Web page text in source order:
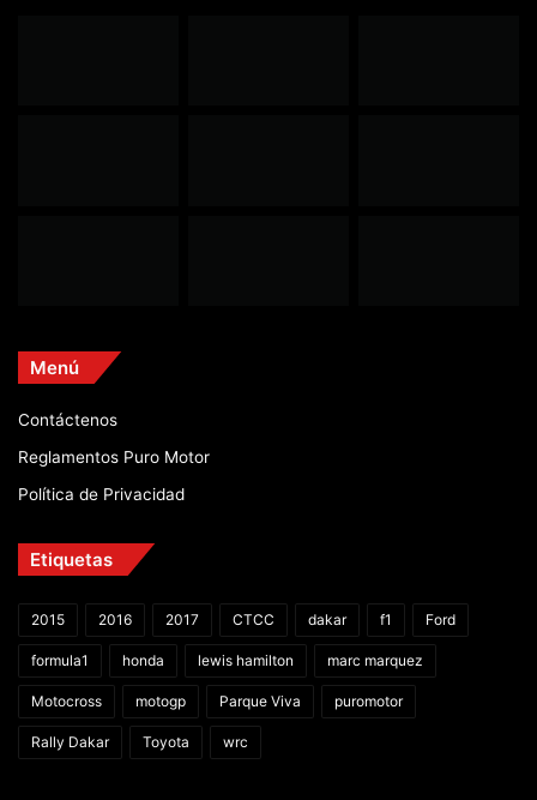
Menú
Contáctenos
Reglamentos Puro Motor
Política de Privacidad
Etiquetas
2015 2016 2017 CTCC dakar f1 Ford
formula1 honda lewis hamilton marc marquez
Motocross motogp Parque Viva puromotor
Rally Dakar Toyota wrc